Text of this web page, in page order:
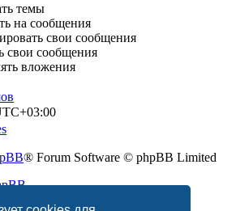
темы
на сообщения
свои сообщения
свои сообщения
вложения
® Forum Software © phpBB Limited